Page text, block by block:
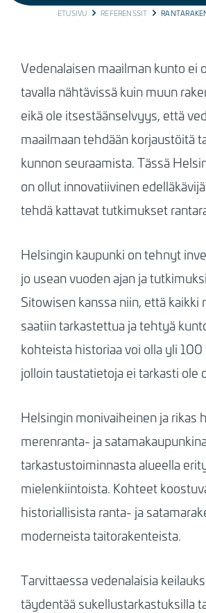
BREADCRUMB
ETUSIVU REFERENSSIT
Vedenalaisen maailman kunto ei
tavalla nähtävissä kuin muun
eikä ole itsestäänselvyys, että
maailmaan tehdään korjaustöitä
kunnon seuraamista. Tässä
on ollut innovatiivinen
tehdä kattavat tutkimukset
Helsingin kaupunki on tehnyt
jo usean vuoden ajan ja
Sitowisen kanssa niin, että kaikki
saatiin tarkastettua ja tehtyä
kohteista historiaa voi olla yli 100
jolloin taustatietoja ei tarkasti ole
Helsingin monivaiheinen ja rikas
merenranta- ja
tarkastustoiminnasta alueella
mielenkiintoista. Kohteet
historiallisista ranta- ja
moderneista taitorakenteista.
Tarvittaessa vedenalaisia
täydentää sukellustarkastuksilla